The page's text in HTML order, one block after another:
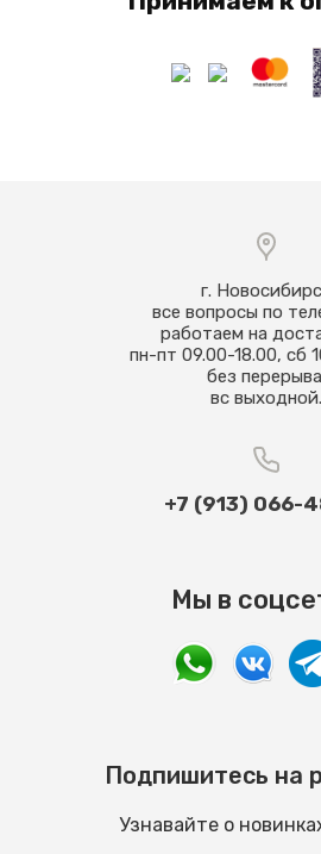
г.
все вопросы по
работаем на
пн-пт 09.00-18.00, сб
без
вс выходной.
+7 (913) 066-
Мы в
Подпишитесь на
Узнавайте о